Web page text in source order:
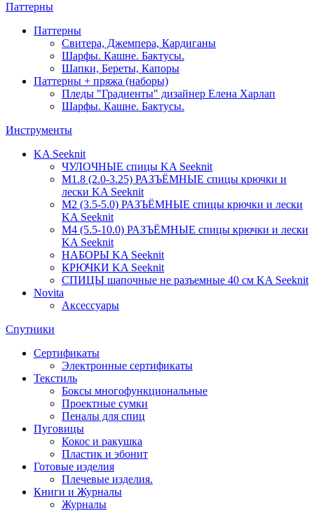
Паттерны
Паттерны
Свитера, Джемпера, Кардиганы
Шарфы. Кашне. Бактусы.
Шапки, Береты, Капоры
Паттерны + пряжа (наборы)
Пледы "Градиенты" дизайнер Елена Харлап
Шарфы. Кашне. Бактусы.
Инструменты
KA Seeknit
ЧУЛОЧНЫЕ спицы KA Seeknit
М1.8 (2.0-3.25) РАЗЪЁМНЫЕ спицы крючки и
лески KA Seeknit
М2 (3.5-5.0) РАЗЪЁМНЫЕ спицы крючки и лески
KA Seeknit
М4 (5.5-10.0) РАЗЪЁМНЫЕ спицы крючки и лески
KA Seeknit
НАБОРЫ KA Seeknit
КРЮЧКИ KA Seeknit
СПИЦЫ шапочные не разъемные 40 см KA Seeknit
Novita
Аксессуары
Спутники
Сертификаты
Электронные сертификаты
Текстиль
Боксы многофункциональные
Проектные сумки
Пеналы для спиц
Пуговицы
Кокос и ракушка
Пластик и эбонит
Готовые изделия
Плечевые изделия.
Книги и Журналы
Журналы